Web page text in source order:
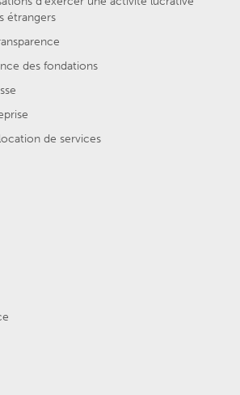
étrangers
des fondations
de services